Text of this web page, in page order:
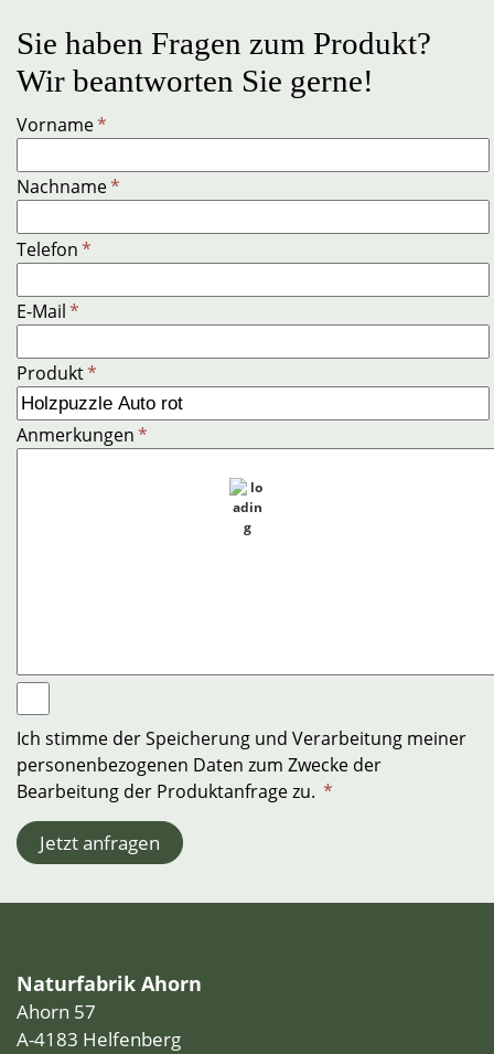
Sie haben Fragen zum Produkt?
Wir beantworten Sie gerne!
Vorname*
Nachname*
Telefon*
E-Mail*
Produkt*
Anmerkungen*
Ich stimme der Speicherung und Verarbeitung meiner
personenbezogenen Daten zum Zwecke der
Bearbeitung der Produktanfrage zu. *
Jetzt anfragen
Naturfabrik Ahorn
Ahorn 57
A-4183 Helfenberg